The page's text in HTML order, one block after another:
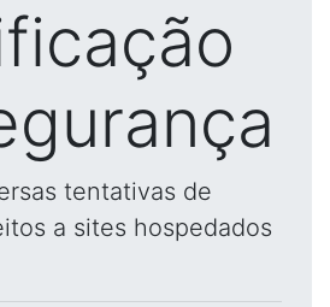
tentativas de
a sites hospedados